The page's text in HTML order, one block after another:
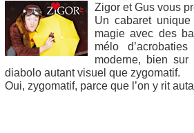
Zigor et Gus vous
Un cabaret
magie avec des
mélo
moderne, bien
diabolo autant visuel que zygomatif.
Oui, zygomatif, parce que l’on y rit